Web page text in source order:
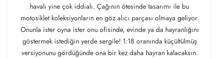
havalı yine çok iddialı. Çağının ötesinde tasarımı ile bu
motosiklet koleksiyonların en göz alıcı parçası olmaya geliyor.
Onunla ister oyna ister onu ofisinde, evinde ya da hayranlığını
göstermek istediğin yerde sergile! 1:18 oranında küçültülmüş
versiyonunu gördüğünde ona bir kez daha hayran kalacaksın.